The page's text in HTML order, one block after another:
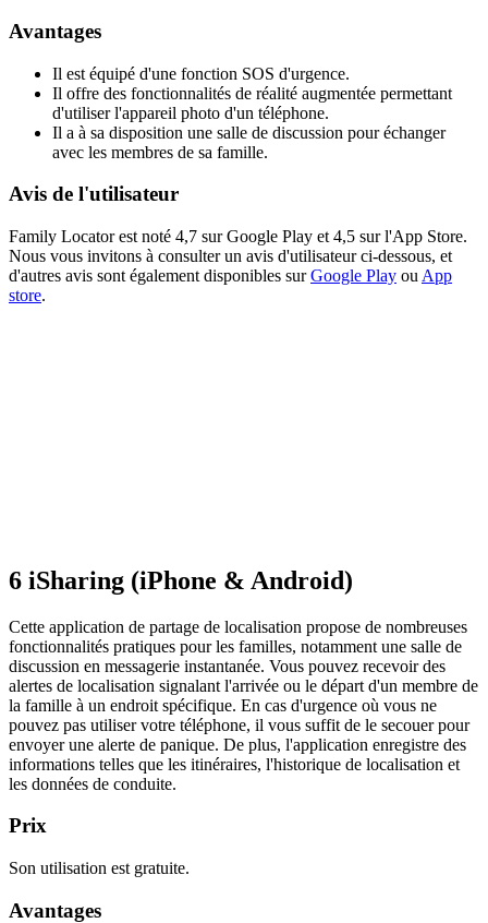
Avantages
Il est équipé d'une fonction SOS d'urgence.
Il offre des fonctionnalités de réalité augmentée permettant
d'utiliser l'appareil photo d'un téléphone.
Il a à sa disposition une salle de discussion pour échanger
avec les membres de sa famille.
Avis de l'utilisateur
Family Locator est noté 4,7 sur Google Play et 4,5 sur l'App Store.
Nous vous invitons à consulter un avis d'utilisateur ci-dessous, et
d'autres avis sont également disponibles surGoogle Play ou App
store.
6 iSharing (iPhone & Android)
Cette application de partage de localisation propose de nombreuses
fonctionnalités pratiques pour les familles, notamment une salle de
discussion en messagerie instantanée. Vous pouvez recevoir des
alertes de localisation signalant l'arrivée ou le départ d'un membre de
la famille à un endroit spécifique. En cas d'urgence où vous ne
pouvez pas utiliser votre téléphone, il vous suffit de le secouer pour
envoyer une alerte de panique. De plus, l'application enregistre des
informations telles que les itinéraires, l'historique de localisation et
les données de conduite.
Prix
Son utilisation est gratuite.
Avantages